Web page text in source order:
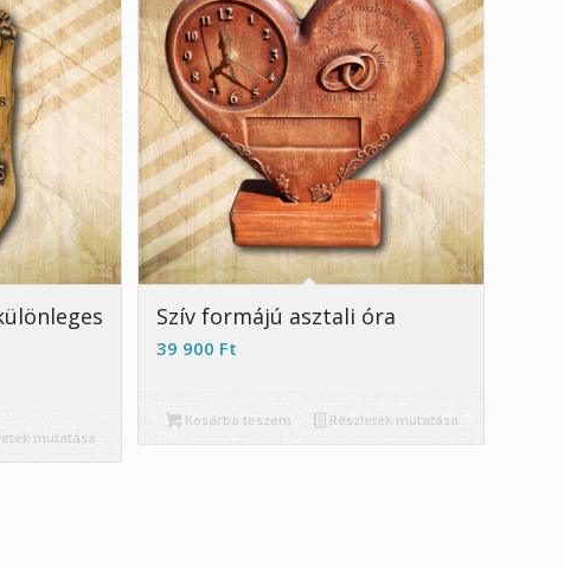
mutatása
Szív formájú asztali óra
39 900 Ft
Kosárba teszem Részletek mutatása